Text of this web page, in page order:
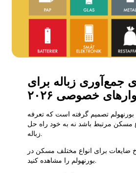
کمپوست
تخریب و نوسازی
ساعات کار
تعرفه زباله (خصوصی)
پیوند به مقررات زمین BRK
مقررات مربوط به پسماند
با ما تماس بگیرید
جای خالی‌ها
شرکت BOFA
جمع‌آوری زباله برای
خصوصی ۲۰۲۶
تصمیم گرفته است که تعرفه
مسکن مرتبط باشد نه به خود راه حل
زباله.
ضایعات برای انواع مختلف مسکن در
بورنهولم را مشاهده کنید.